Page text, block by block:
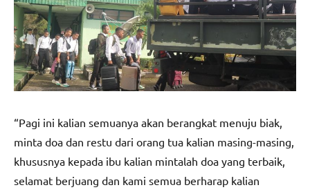
“Pagi ini kalian semuanya akan berangkat menuju biak,
minta doa dan restu dari orang tua kalian masing-masing,
khususnya kepada ibu kalian mintalah doa yang terbaik,
selamat berjuang dan kami semua berharap kalian